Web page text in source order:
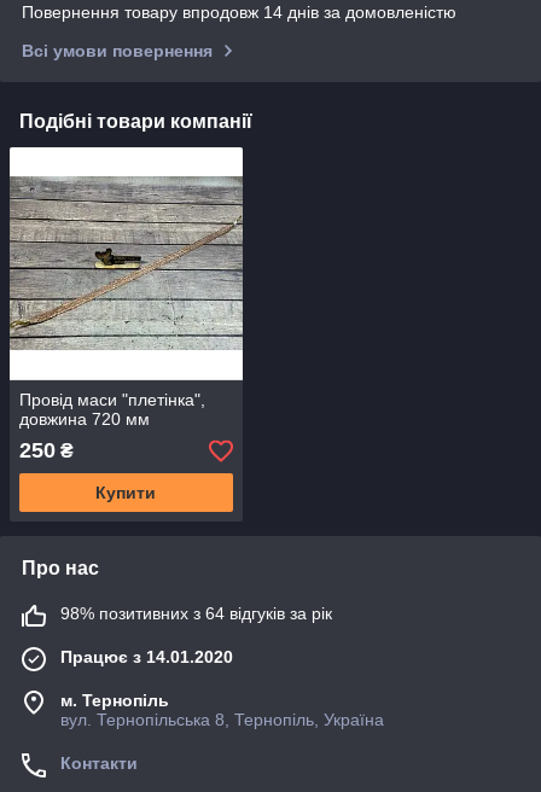
Повернення товару впродовж 14 днів за домовленістю
Всі умови повернення
Подібні товари компанії
Провід маси "плетінка",
довжина 720 мм
250 ₴
Купити
Про нас
98% позитивних з 64 відгуків за рік
Працює з 14.01.2020
м. Тернопіль
вул. Тернопільська 8, Тернопіль, Україна
Контакти